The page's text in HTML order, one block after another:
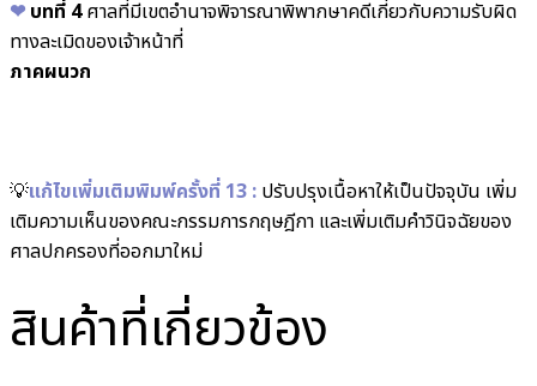
❤︎ บทที่ 4ศาลที่มีเขตอำนาจพิจารณาพิพากษาคดีเกี่ยวกับความรับผิด
ทางละเมิดของเจ้าหน้าที่
ภาคผนวก
💡แก้ไขเพิ่มเติมพิมพ์ครั้งที่ 13 : ปรับปรุงเนื้อหาให้เป็นปัจจุบัน เพิ่ม
เติมความเห็นของคณะกรรมการกฤษฎีกา และเพิ่มเติมคำวินิจฉัยของ
ศาลปกครองที่ออกมาใหม่
สินค้าที่เกี่ยวข้อง